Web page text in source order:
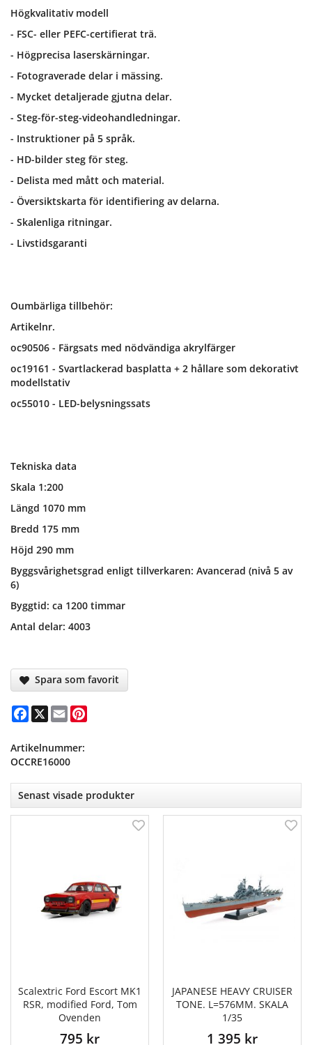
Högkvalitativ modell
- FSC- eller PEFC-certifierat trä.
- Högprecisa laserskärningar.
- Fotograverade delar i mässing.
- Mycket detaljerade gjutna delar.
- Steg-för-steg-videohandledningar.
- Instruktioner på 5 språk.
- HD-bilder steg för steg.
- Delista med mått och material.
- Översiktskarta för identifiering av delarna.
- Skalenliga ritningar.
- Livstidsgaranti
Oumbärliga tillbehör:
Artikelnr.
oc90506 - Färgsats med nödvändiga akrylfärger
oc19161 - Svartlackerad basplatta + 2 hållare som dekorativt
modellstativ
oc55010 - LED-belysningssats
Tekniska data
Skala 1:200
Längd 1070 mm
Bredd 175 mm
Höjd 290 mm
Byggsvårighetsgrad enligt tillverkaren: Avancerad (nivå 5 av
6)
Byggtid: ca 1200 timmar
Antal delar: 4003
Spara som favorit
Facebook
X Email
Artikelnummer:
OCCRE16000
Senast visade produkter
Scalextric Ford Escort MK1
RSR, modified Ford, Tom
Ovenden
795 kr
JAPANESE HEAVY CRUISER
TONE. L=576MM. SKALA
1/35
1 395 kr